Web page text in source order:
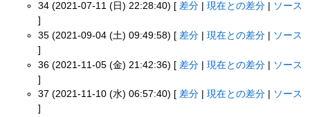
34 (2021-07-11 (日) 22:28:40) [ 差分 |現在との差分
ソース
]
35 (2021-09-04 (土) 09:49:58) [ 差分 |現在との差分
ソース
]
36 (2021-11-05 (金) 21:42:36) [ 差分 |現在との差分 | ソース
]
37 (2021-11-10 (水) 06:57:40) [ 差分 |現在との差分
ソース
]